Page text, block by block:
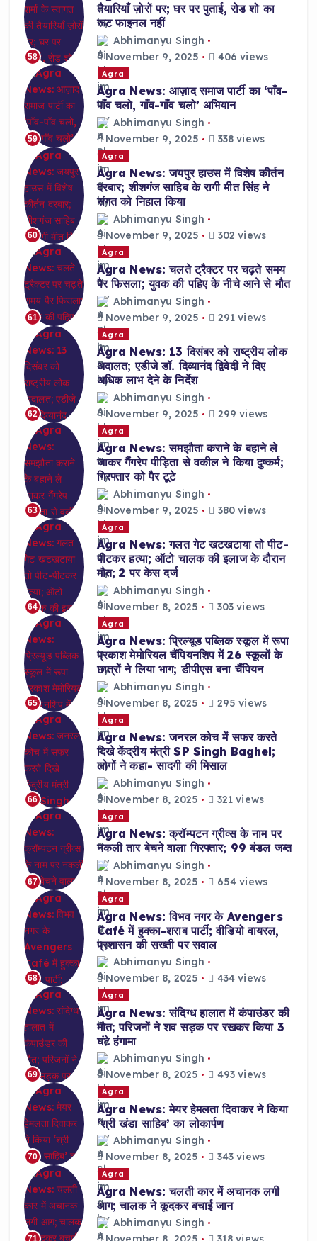
58
तैयारियाँ ज़ोरों पर; घर पर पुताई, रोड शो का
रूट फाइनल नहीं
Abhimanyu Singh
November 9, 2025
406 views
59
Agra
Agra News: आज़ाद समाज पार्टी का ‘पाँव-
पाँव चलो, गाँव-गाँव चलो’ अभियान
Abhimanyu Singh
November 9, 2025
338 views
60
Agra
Agra News: जयपुर हाउस में विशेष कीर्तन
दरबार; शीशगंज साहिब के रागी मीत सिंह ने
संगत को निहाल किया
Abhimanyu Singh
November 9, 2025
302 views
61
Agra
Agra News: चलते ट्रैक्टर पर चढ़ते समय
पैर फिसला; युवक की पहिए के नीचे आने से मौत
Abhimanyu Singh
November 9, 2025
291 views
62
Agra
Agra News: 13 दिसंबर को राष्ट्रीय लोक
अदालत; एडीजे डॉ. दिव्यानंद द्विवेदी ने दिए
अधिक लाभ देने के निर्देश
Abhimanyu Singh
November 9, 2025
299 views
63
Agra
Agra News: समझौता कराने के बहाने ले
जाकर गैंगरेप पीड़िता से वकील ने किया दुष्कर्म;
गिरफ्तार को पैर टूटे
Abhimanyu Singh
November 9, 2025
380 views
64
Agra
Agra News: गलत गेट खटखटाया तो पीट-
पीटकर हत्या; ऑटो चालक की इलाज के दौरान
मौत; 2 पर केस दर्ज
Abhimanyu Singh
November 8, 2025
303 views
65
Agra
Agra News: प्रिल्यूड पब्लिक स्कूल में रूपा
प्रकाश मेमोरियल चैंपियनशिप में 26 स्कूलों के
छात्रों ने लिया भाग; डीपीएस बना चैंपियन
Abhimanyu Singh
November 8, 2025
295 views
66
Agra
Agra News: जनरल कोच में सफर करते
दिखे केंद्रीय मंत्री SP Singh Baghel;
लोगों ने कहा- सादगी की मिसाल
Abhimanyu Singh
November 8, 2025
321 views
67
Agra
Agra News: क्रॉम्पटन ग्रीव्स के नाम पर
नकली तार बेचने वाला गिरफ्तार; 99 बंडल जब्त
Abhimanyu Singh
November 8, 2025
654 views
68
Agra
Agra News: विभव नगर के Avengers
Café में हुक्का-शराब पार्टी; वीडियो वायरल,
प्रशासन की सख्ती पर सवाल
Abhimanyu Singh
November 8, 2025
434 views
69
Agra
Agra News: संदिग्ध हालात में कंपाउंडर की
मौत; परिजनों ने शव सड़क पर रखकर किया 3
घंटे हंगामा
Abhimanyu Singh
November 8, 2025
493 views
70
Agra
Agra News: मेयर हेमलता दिवाकर ने किया
‘श्री खंडा साहिब’ का लोकार्पण
Abhimanyu Singh
November 8, 2025
343 views
71
Agra
Agra News: चलती कार में अचानक लगी
आग; चालक ने कूदकर बचाई जान
Abhimanyu Singh